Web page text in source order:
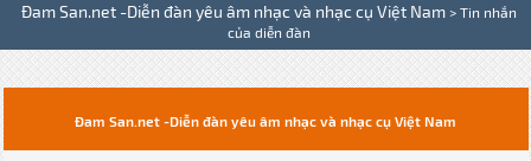
Đam San.net -Diễn đàn yêu âm nhạc và nhạc cụ Việt Nam > Tin nhắn
của diễn đàn
Đam San.net -Diễn đàn yêu âm nhạc và nhạc cụ Việt Nam